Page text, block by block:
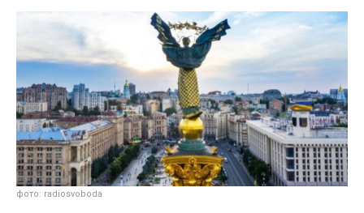
фото: radiosvoboda